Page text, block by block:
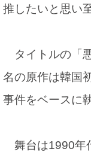
推したいと思い
タイトルの「
名の原作は韓国
事件をベースに
舞台は1990年